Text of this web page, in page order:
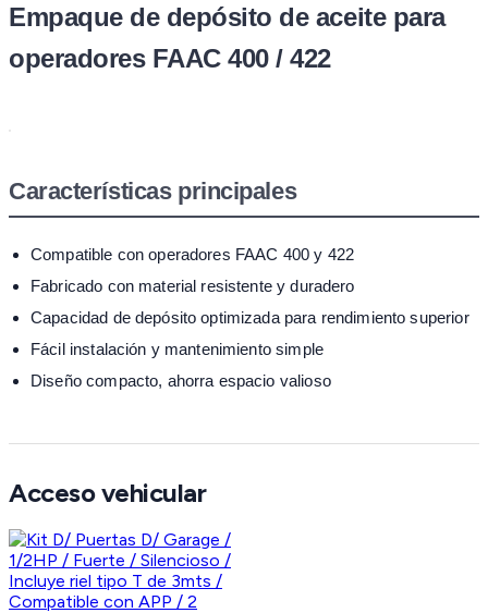
Empaque de depósito de aceite para
operadores FAAC 400 / 422
Características principales
Compatible con operadores FAAC 400 y 422
Fabricado con material resistente y duradero
Capacidad de depósito optimizada para rendimiento superior
Fácil instalación y mantenimiento simple
Diseño compacto, ahorra espacio valioso
Acceso vehicular